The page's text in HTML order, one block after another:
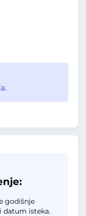
godišnje
datum isteka.